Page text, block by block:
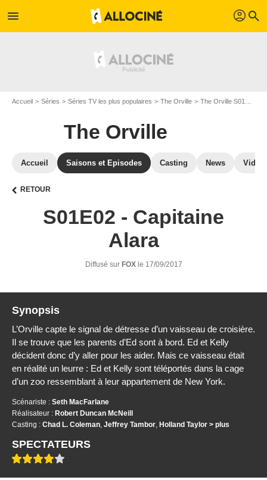
menu profil search
Accueil Séries Séries TV les plus populaires The Orville The Orville S01
The Orville
Accueil Saisons et Episodes Casting News
RETOUR
S01E02 - Capitaine
Alara
Diffusé sur FOXle 17/09/2017
Synopsis
L’Orville capte le signal de détresse d’un vaisseau de croisière.
Il se trouve que les parents d’Ed sont à bord. Ed et Kelly
décident donc d’y aller pour les aider. Mais ce vaisseau était
en réalité un leurre : Ed et Kelly sont téléportés dans la cage
d’un zoo ressemblant à leur appartement de New York.
Scénariste : Seth MacFarlane
Réalisateur : Robert Duncan McNeill
Casting : Chad L. Coleman Jeffrey Tambor Holland Taylor > plus
SPECTATEURS